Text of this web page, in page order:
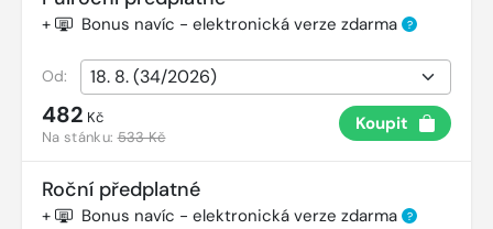
+ Bonus navíc - elektronická verze zdarma ?
Od:
482 Kč
Na stánku:533 Kč
Koupit
Roční předplatné
+ Bonus navíc - elektronická verze zdarma ?